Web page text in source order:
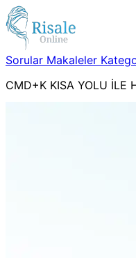
Sorular Makaleler
CMD+K KISA YOLU İLE